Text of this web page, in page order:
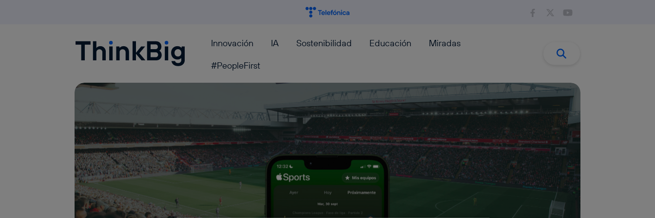
Blogthinkbig.com Innovación IA Sostenibilidad Educación
Miradas
#PeopleFirst
Buscar